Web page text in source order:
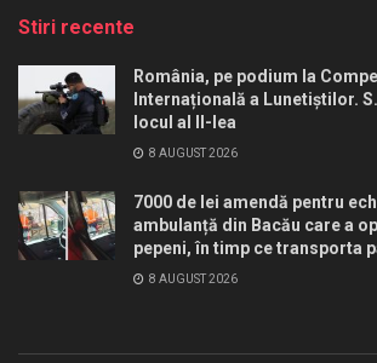
Stiri recente
România, pe podium la
Internațională a Lunetiștilor.
locul al II-lea
8 AUGUST 2026
7000 de lei amendă pentru
ambulanță din Bacău care a
pepeni, în timp ce transporta
8 AUGUST 2026